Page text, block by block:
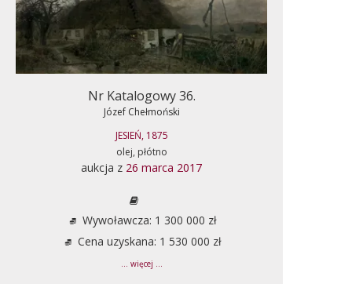
Nr Katalogowy 36.
Józef Chełmoński
JESIEŃ, 1875
olej, płótno
aukcja z 26 marca 2017
Wywoławcza: 1 300 000 zł
Cena uzyskana: 1 530 000 zł
... więcej ...